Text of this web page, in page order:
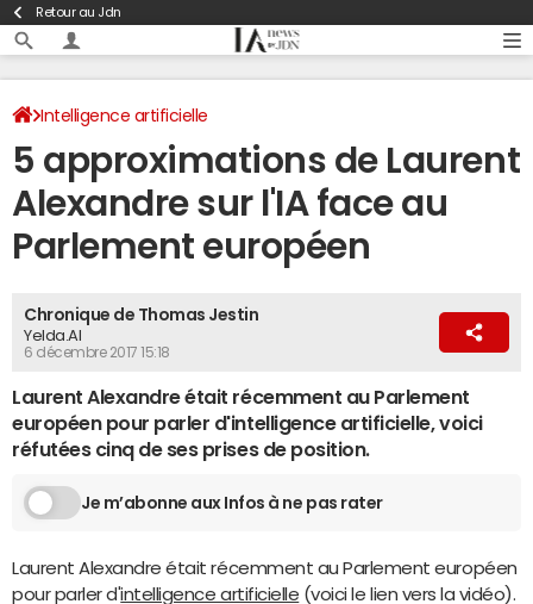
Retour au Jdn
Intelligence artificielle
5 approximations de Laurent
Alexandre sur l'IA face au
Parlement européen
Chronique de Thomas Jestin
Yelda.AI
6 décembre 2017 15:18
Laurent Alexandre était récemment au Parlement
européen pour parler d'intelligence artificielle, voici
réfutées cinq de ses prises de position.
Je m’abonne aux Infos à ne pas rater
Laurent Alexandre était récemment au Parlement européen
pour parler d'intelligence artificielle (voici le lien vers la vidéo).